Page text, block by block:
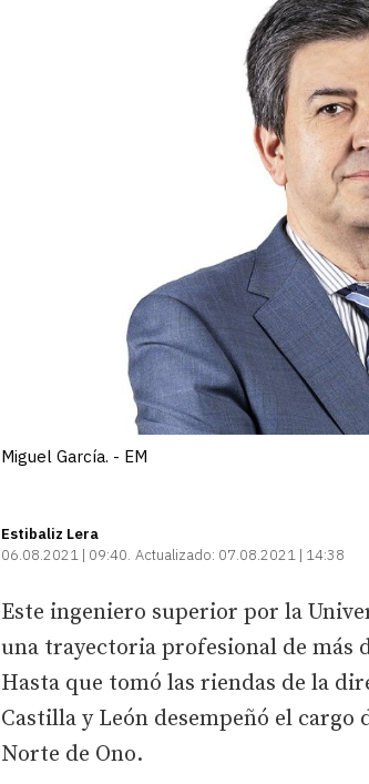
Miguel García. - EM
Estibaliz Lera
06.08.2021 | 09:40 Actualizado: 07.08.2021 | 14:38
Este ingeniero superior por la
una trayectoria profesional de más
Hasta que tomó las riendas de la
Castilla y León desempeñó el
Norte de Ono.